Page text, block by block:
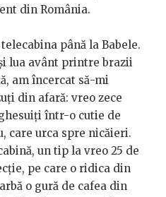
din România.
până la Babele.
lua avânt printre brazii
am încercat să-mi
din afară: vreo zece
într-o cutie de
care urca spre nicăieri.
un tip la vreo 25 de
pe care o ridica din
o gură de cafea din